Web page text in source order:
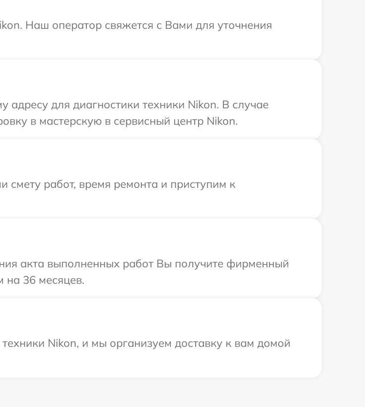
Наш оператор свяжется с Вами для уточнения
адресу для диагностики техники Nikon. В случае
в мастерскую в сервисный центр Nikon.
смету работ, время ремонта и приступим к
акта выполненных работ Вы получите фирменный
на 36 месяцев.
Nikon, и мы организуем доставку к вам домой